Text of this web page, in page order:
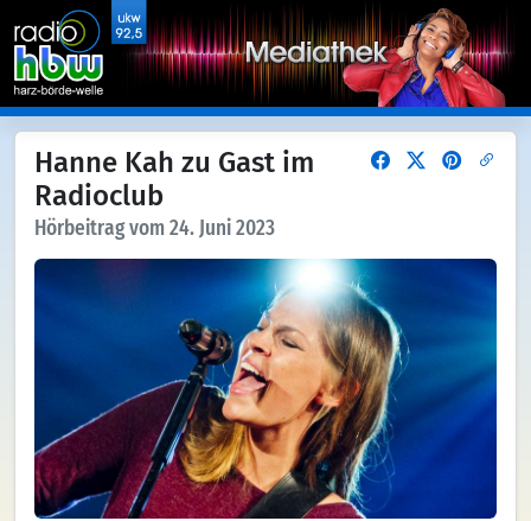
Hanne Kah zu Gast im
Radioclub
Hörbeitrag vom 24. Juni 2023